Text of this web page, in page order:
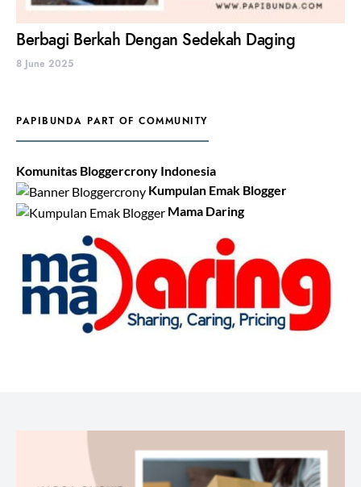
Berbagi Berkah Dengan Sedekah Daging
8 June 2025
PAPIBUNDA PART OF COMMUNITY
Komunitas Bloggercrony Indonesia
Kumpulan Emak Blogger
Mama Daring